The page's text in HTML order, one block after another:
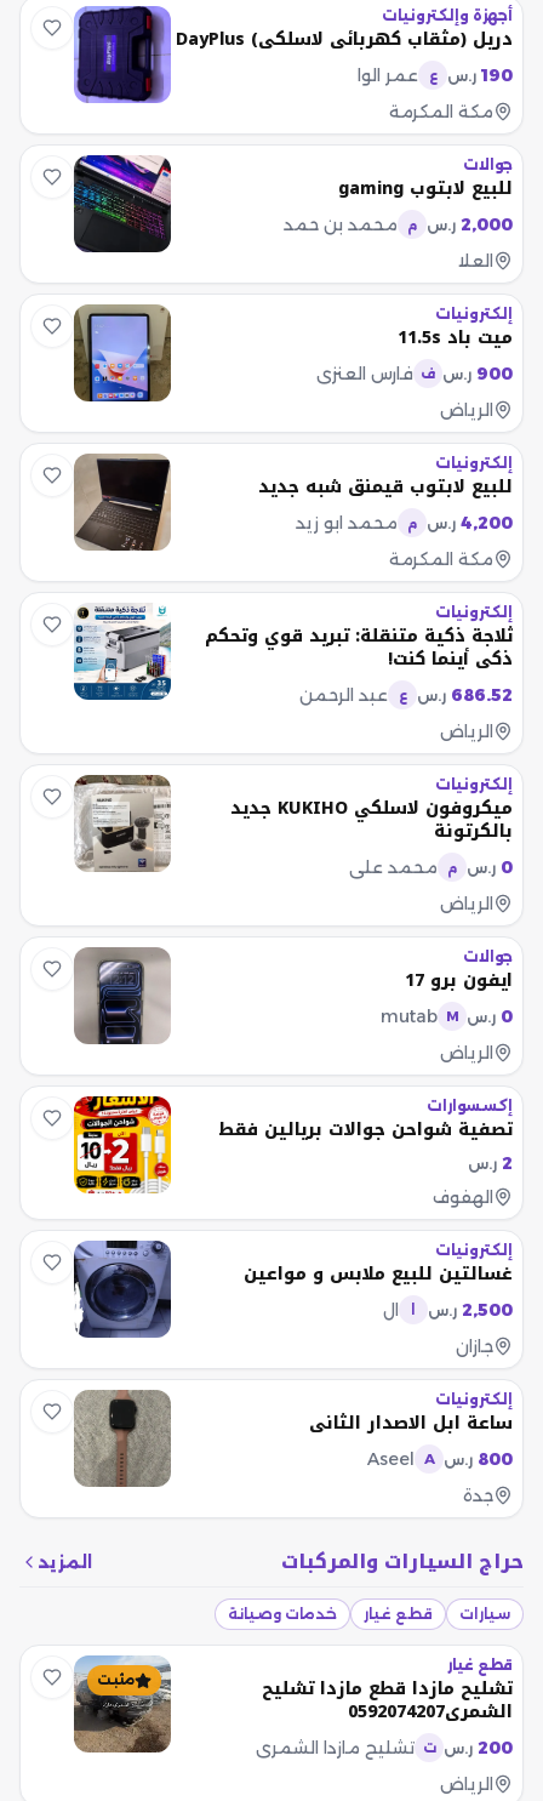
أجهزة وإلكترونيات
دريل (مثقاب كهربائي لاسلكي) DayPlus
190 ر.س ع
عمر الوا
مكة المكرمة
جوالات
للبيع لابتوب gaming
2,000 ر.س م
محمد بن حمد
العلا
إلكترونيات
ميت باد 11.5s
900 ر.س ف فارس العنزي
الرياض
إلكترونيات
للبيع لابتوب قيمنق شبه جديد
4,200 ر.س م
محمد ابو زيد
مكة المكرمة
إلكترونيات
ثلاجة ذكية متنقلة: تبريد قوي وتحكم
ذكي أينما كنت!
686.52 ر.س ع
عبد الرحمن
الرياض
إلكترونيات
ميكروفون لاسلكي KUKIHO جديد
بالكرتونة
0 ر.س م
محمد علي
الرياض
جوالات
ايفون برو 17
0 ر.س M
mutab
الرياض
إكسسوارات
تصفية شواحن جوالات بريالين فقط
2 ر.س
الهفوف
إلكترونيات
غسالتين للبيع ملابس و مواعين
2,500 ر.س
ال
جازان
إلكترونيات
ساعة ابل الاصدار الثاني
800 ر.س A
Aseel
جدة
حراج السيارات والمركبات المزيد
سيارات قطع غيار خدمات وصيانة
مثبت
قطع غيار
تشليح مازدا قطع مازدا تشليح
الشمري0592074207
200 ر.س ت تشليح مازدا الشمري
الرياض